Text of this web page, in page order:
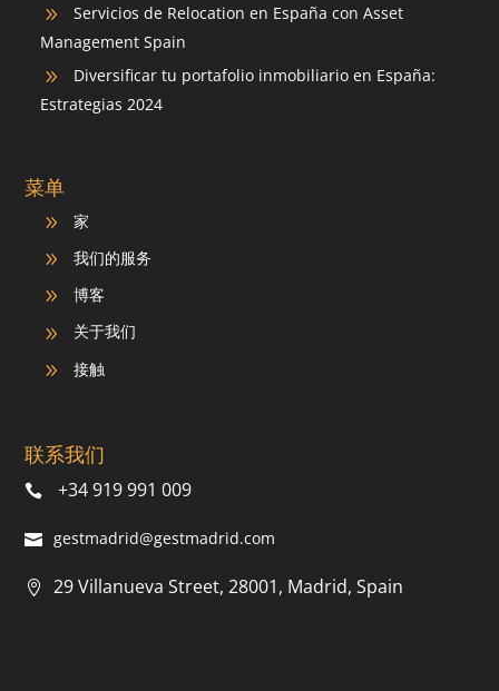
9
Servicios de Relocation en España con Asset
Management Spain
9
Diversificar tu portafolio inmobiliario en España:
Estrategias 2024
菜单
9 家
9 我们的服务
9 博客
9 关于我们
9 接触
联系我们
+34 919 991 009
gestmadrid@gestmadrid.com
29 Villanueva Street, 28001, Madrid, Spain